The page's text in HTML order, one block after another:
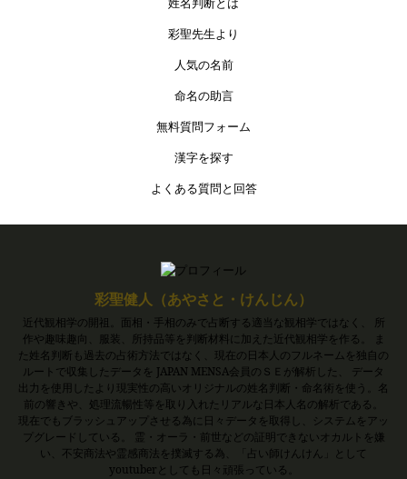
彩聖先生より
人気の名前
命名の助言
無料質問フォーム
漢字を探す
よくある質問と回答
彩聖健人（あやさと・けんじん）
近代観相学の開祖。面相・手相のみで占断する適当な観相学ではなく、 所
作や趣味趣向、服装、所持品等を判断材料に加えた近代観相学を作る。 ま
た姓名判断も過去の占術方法ではなく、現在の日本人のフルネームを独自の
ルートで収集したデータを JAPAN MENSA会員のＳＥが解析した、 データ
出力を使用したより現実性の高いオリジナルの姓名判断・命名術を使う。名
前の響きや、処理流暢性等を取り入れたリアルな日本人名の解析である。
現在でもブラッシュアップさせる為に日々データを取得し、システムをアッ
プグレードしている。 霊・オーラ・前世などの証明できないオカルトを嫌
い、不安商法や霊感商法を撲滅する為、「占い師けんけん」として
youtuberとしても日々頑張っている。